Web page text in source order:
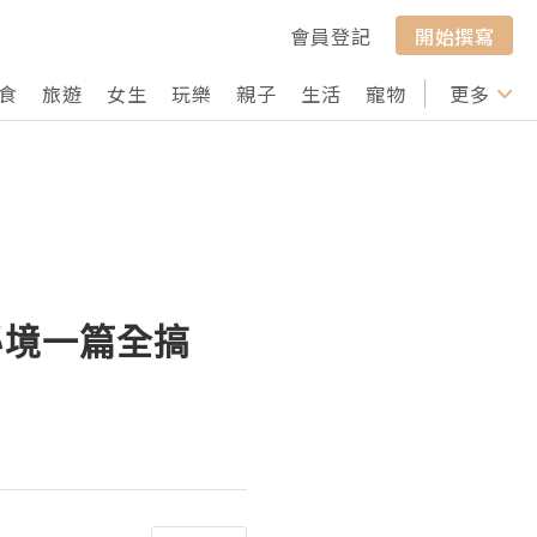
會員登記
開始撰寫
旅遊 女生 玩樂 親子 生活 寵物 行山 打卡
更多
一篇全搞